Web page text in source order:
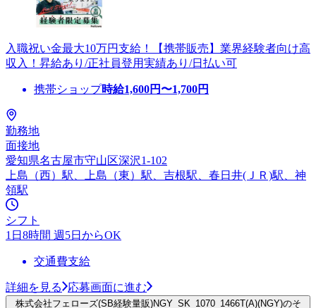
入職祝い金最大10万円支給！【携帯販売】業界経験者向け高
収入！昇給あり/正社員登用実績あり/日払い可
携帯ショップ時給1,600円〜1,700円
勤務地
面接地
愛知県名古屋市守山区深沢1-102
上島（西）駅、上島（東）駅、吉根駅、春日井(ＪＲ)駅、神
領駅
シフト
1日8時間 週5日からOK
交通費支給
詳細を見る 応募画面に進む
株式会社フェローズ(SB経験量販)NGY_SK_1070_1466T(A)(NGY)のそ